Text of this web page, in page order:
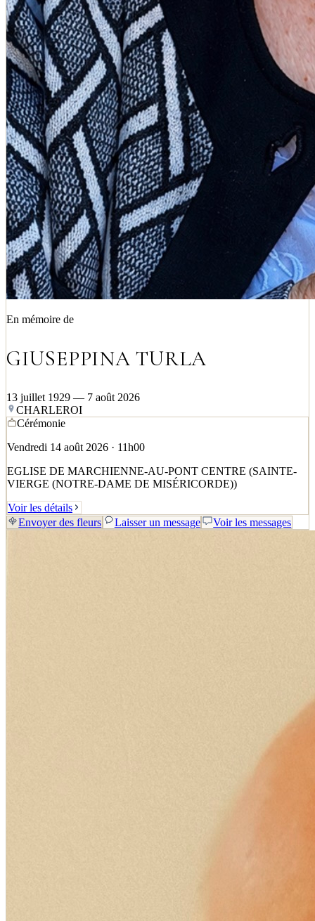
En mémoire de
GIUSEPPINA TURLA
13 juillet 1929 — 7 août 2026
CHARLEROI
Cérémonie
Vendredi 14 août 2026 · 11h00
EGLISE DE MARCHIENNE-AU-PONT CENTRE (SAINTE-
VIERGE (NOTRE-DAME DE MISÉRICORDE))
Voir les détails
Envoyer des fleurs
Laisser un message Voir les messages